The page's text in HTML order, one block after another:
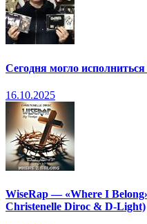
Сегодня могло
16.10.2025
WiseRap — «Where I
Christenelle Diroc & D-Light)